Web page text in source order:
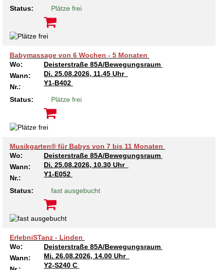
Status: Plätze frei
Babymassage von 6 Wochen - 5 Monaten
Wo:
Deisterstraße 85A/Bewegungsraum
Wann:
Di. 25.08.2026, 11.45 Uhr
Nr.:
Y1-B402
Status: Plätze frei
Musikgarten® für Babys von 7 bis 11 Monaten
Wo:
Deisterstraße 85A/Bewegungsraum
Wann:
Di. 25.08.2026, 10.30 Uhr
Nr.:
Y1-E052
Status: fast ausgebucht
ErlebniSTanz - Linden
Wo:
Deisterstraße 85A/Bewegungsraum
Wann:
Mi. 26.08.2026, 14.00 Uhr
Y2-S240 C